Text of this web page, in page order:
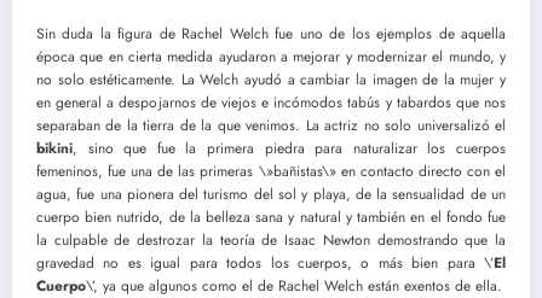
Sin duda la figura de Rachel Welch fue uno de los ejemplos de aquella
época que en cierta medida ayudaron a mejorar y modernizar el mundo, y
no solo estéticamente. La Welch ayudó a cambiar la imagen de la mujer y
en general a despojarnos de viejos e incómodos tabús y tabardos que nos
separaban de la tierra de la que venimos. La actriz no solo universalizó el
bikini, sino que fue la primera piedra para naturalizar los cuerpos
femeninos, fue una de las primeras \»bañistas\» en contacto directo con el
agua, fue una pionera del turismo del sol y playa, de la sensualidad de un
cuerpo bien nutrido, de la belleza sana y natural y también en el fondo fue
la culpable de destrozar la teoría de Isaac Newton demostrando que la
gravedad no es igual para todos los cuerpos, o más bien para \’El
Cuerpo\’, ya que algunos como el de Rachel Welch están exentos de ella.